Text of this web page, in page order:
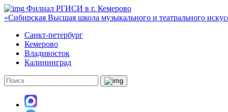
Филиал РГИСИ в г. Кемерово
«Сибирская Высшая школа музыкального и театрального
Санкт-петербург
Кемерово
Владивосток
Калининград